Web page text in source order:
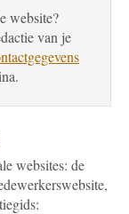
website?
van je
websites: de